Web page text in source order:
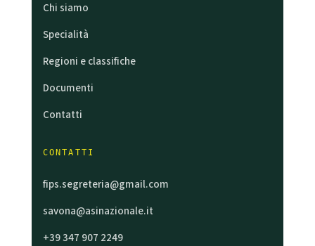
Chi siamo
Specialità
Regioni e classifiche
Documenti
Contatti
CONTATTI
fips.segreteria@gmail.com
savona@asinazionale.it
+39 347 907 2249